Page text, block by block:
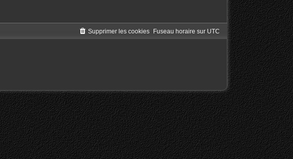
Fuseau horaire sur UTC
Supprimer les cookies